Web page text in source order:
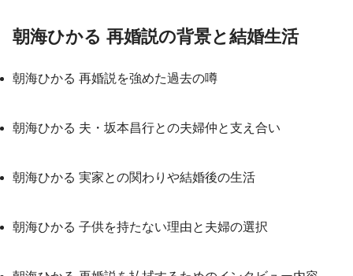
朝海ひかる 再婚説の背景と結婚生活
朝海ひかる 再婚説を強めた過去の噂
朝海ひかる 夫・坂本昌行との夫婦仲と支え合い
朝海ひかる 実家との関わりや結婚後の生活
朝海ひかる 子供を持たない理由と夫婦の選択